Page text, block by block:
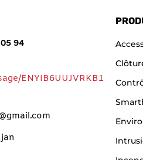
94
ENYIB6UUJVRKB1